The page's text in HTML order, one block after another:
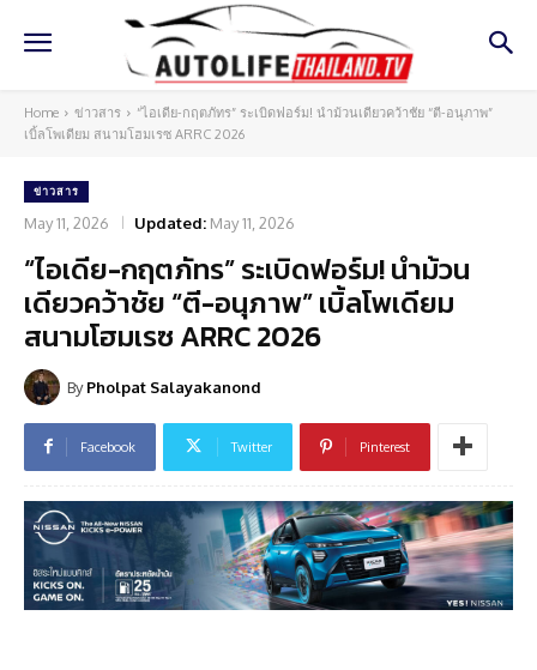
Home ข่าวสาร
“ไอเดีย-กฤตภัทร” ระเบิดฟอร์ม! นำม้วนเดียวคว้าชัย “ตี-อนุภาพ”
เบิ้ลโพเดียม สนามโฮมเรซ ARRC 2026
ข่าวสาร
May 11, 2026 Updated: May 11, 2026
“ไอเดีย-กฤตภัทร” ระเบิดฟอร์ม! นำม้วน
เดียวคว้าชัย “ตี-อนุภาพ” เบิ้ลโพเดียม
สนามโฮมเรซ ARRC 2026
By Pholpat Salayakanond
Facebook Twitter Pinterest